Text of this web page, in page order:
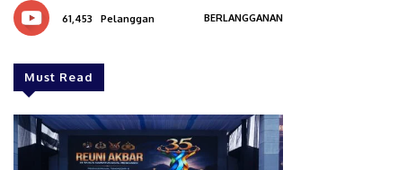
61,453 Pelanggan BERLANGGANAN
Must Read